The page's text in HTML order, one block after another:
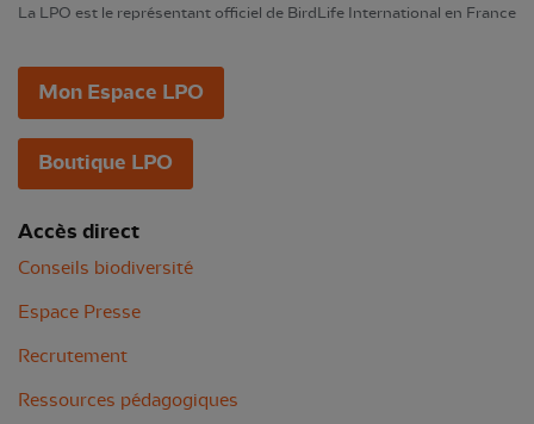
La LPO est le représentant officiel de BirdLife International en France
Mon Espace LPO
Boutique LPO
Accès direct
Conseils biodiversité
Espace Presse
Recrutement
Ressources pédagogiques